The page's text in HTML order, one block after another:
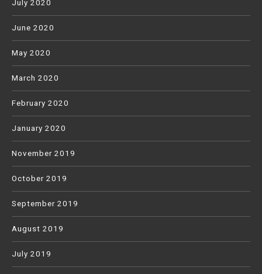
July 2020
June 2020
May 2020
March 2020
February 2020
January 2020
November 2019
October 2019
September 2019
August 2019
July 2019